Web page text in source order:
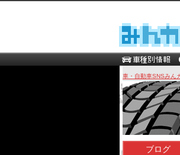
車・自動車SNSみん
ブログ